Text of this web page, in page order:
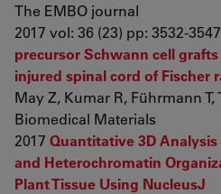
The EMBO journal
2017 vol: 36 (23) pp: 3532-3547
precursor Schwann cell
injured spinal cord of Fischer
May Z, Kumar R, Führmann T,
Biomedical Materials
2017 Quantitative 3D
and Heterochromatin
Plant Tissue Using NucleusJ